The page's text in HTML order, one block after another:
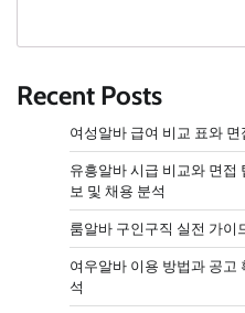
Recent Posts
여성알바 급여 비교 표와 면
유흥알바 시급 비교와 면접
보 및 채용 분석
룸알바 구인구직 실전 가이
여우알바 이용 방법과 공고
석